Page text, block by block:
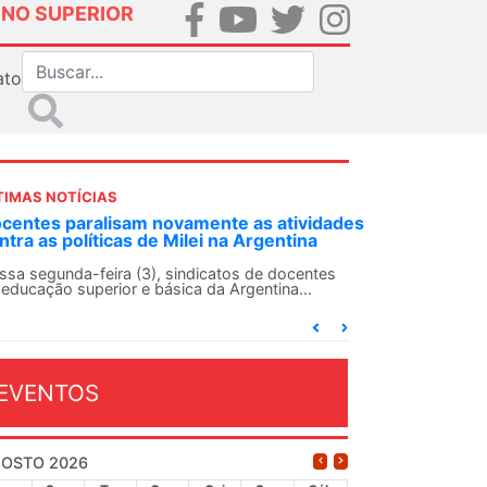
SUPERIOR
NOTÍCIAS
SN convoca docentes para Dia de
Internacionalista com Cuba em
de agosto
SN conclama suas seções sindicais e o